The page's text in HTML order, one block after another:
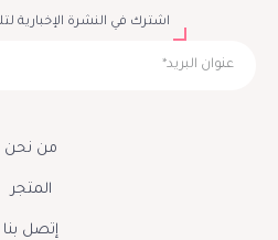
اشترك في النشرة الإخبارية
من نحن
المتجر
إتصل بنا